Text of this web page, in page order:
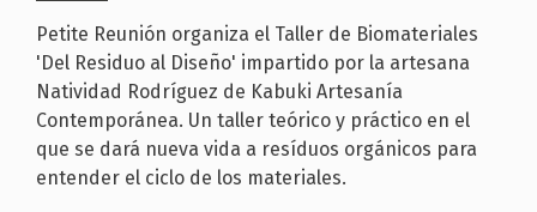
Petite Reunión organiza el Taller de Biomateriales
'Del Residuo al Diseño' impartido por la artesana
Natividad Rodríguez de Kabuki Artesanía
Contemporánea. Un taller teórico y práctico en el
que se dará nueva vida a resíduos orgánicos para
entender el ciclo de los materiales.